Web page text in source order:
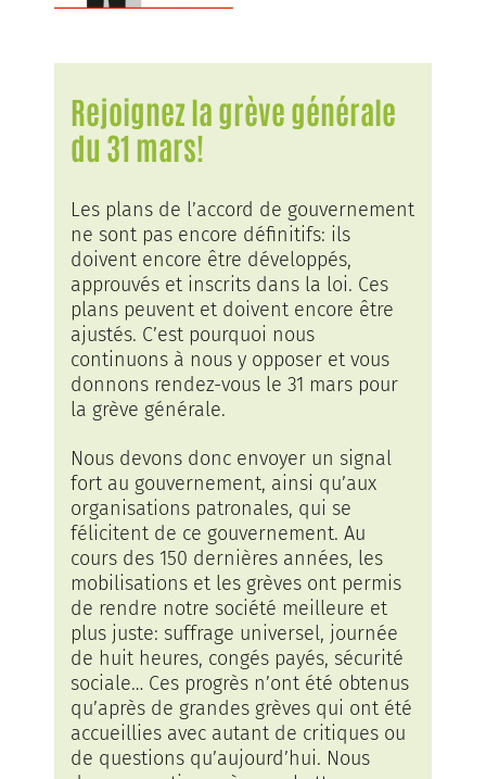
Rejoignez la grève générale
du 31 mars!
Les plans de l’accord de gouvernement
ne sont pas encore définitifs: ils
doivent encore être développés,
approuvés et inscrits dans la loi. Ces
plans peuvent et doivent encore être
ajustés. C’est pourquoi nous
continuons à nous y opposer et vous
donnons rendez-vous le 31 mars pour
la grève générale.
Nous devons donc envoyer un signal
fort au gouvernement, ainsi qu’aux
organisations patronales, qui se
félicitent de ce gouvernement. Au
cours des 150 dernières années, les
mobilisations et les grèves ont permis
de rendre notre société meilleure et
plus juste: suffrage universel, journée
de huit heures, congés payés, sécurité
sociale… Ces progrès n’ont été obtenus
qu’après de grandes grèves qui ont été
accueillies avec autant de critiques ou
de questions qu’aujourd’hui. Nous